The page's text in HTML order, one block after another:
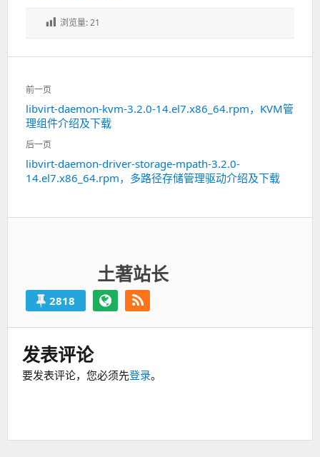
浏览量:21
文
章
导
航
前一页
上
一
篇：
libvirt-daemon-kvm-3.2.0-14.el7.x86_64.rpm，KVM管
理组件介绍及下载
后一页
下
一
libvirt-daemon-driver-storage-mpath-3.2.0-
14.el7.x86_64.rpm，多路径存储管理驱动介绍及下载
土著站长
2818
发表评论
要发表评论，您必须先登录。